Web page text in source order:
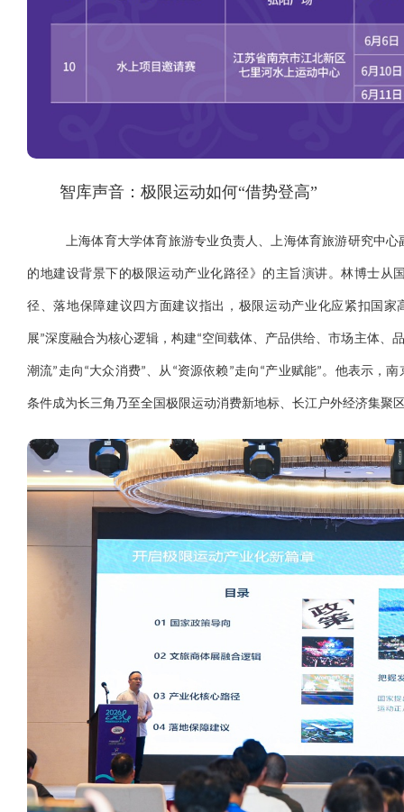
智库声音：极限运动如何“借势登高”
上海体育大学体育旅游专业负责人、上海体育旅游研究中
的地建设背景下的极限运动产业化路径》的主旨演讲。林博士从
径、落地保障建议四方面建议指出，极限运动产业化应紧扣国
展”深度融合为核心逻辑，构建“空间载体、产品供给、市场主体、
潮流”走向“大众消费”、从“资源依赖”走向“产业赋能”。他表示，
条件成为长三角乃至全国极限运动消费新地标、长江户外经济集聚